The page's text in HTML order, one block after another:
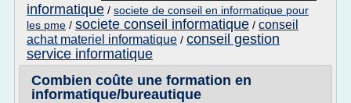
informatique / societe de conseil en informatique pour
les pme / societe conseil informatique / conseil
achat materiel informatique / conseil gestion
service informatique
Combien coûte une formation en
informatique/bureautique